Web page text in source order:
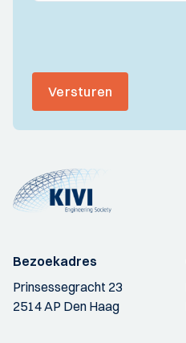
Versturen
Bezoekadres
Prinsessegracht 23
2514 AP Den Haag